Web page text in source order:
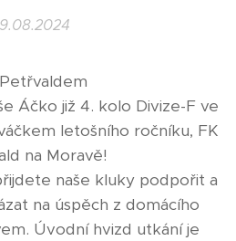
⚔️🍇
Áčko již 4. kolo Divize-F ve
letošního ročníku, FK
na Moravě!
naše kluky podpořit a
na úspěch z domácího
Úvodní hvizd utkání je